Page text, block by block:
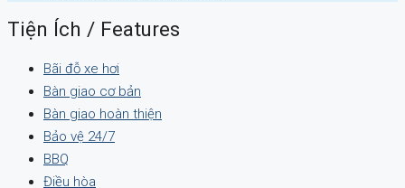
Tiện Ích / Features
Bãi đỗ xe hơi
Bàn giao cơ bản
Bàn giao hoàn thiện
Bảo vệ 24/7
BBQ
Điều hòa